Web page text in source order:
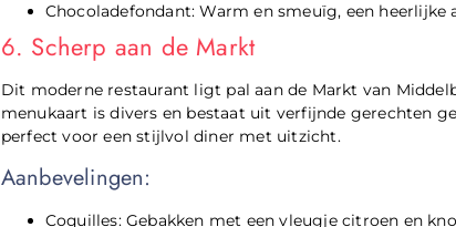
Chocoladefondant: Warm en smeuïg, een heerlijke
6. Scherp aan de Markt
Dit moderne restaurant ligt pal aan de Markt van
menukaart is divers en bestaat uit verfijnde gerechten
perfect voor een stijlvol diner met uitzicht.
Aanbevelingen:
Coquilles: Gebakken met een vleugje citroen en